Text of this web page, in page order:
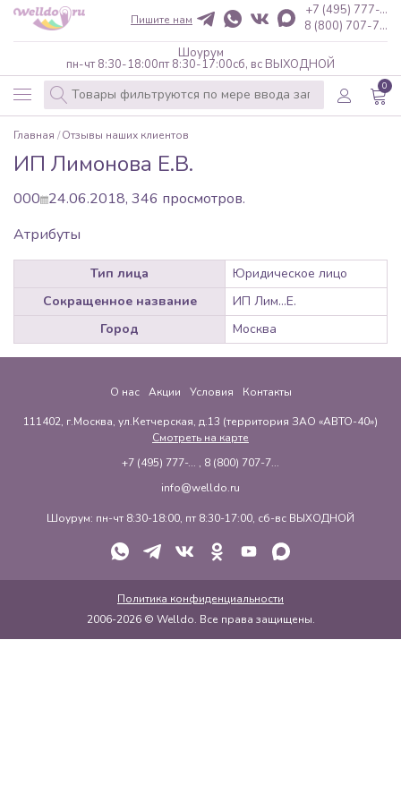
Шоурум
пн-чт 8:30-18:00пт 8:30-17:00сб, вс ВЫХОДНОЙ
+7 (495) 777-...
8 (800) 707-7...
Пишите нам
0
Главная Отзывы наших клиентов
ИП Лимонова Е.В.
000 24.06.2018, 346 просмотров.
Атрибуты
Тип лица
Юридическое лицо
Сокращенное название
ИП Лим...Е.
Город
Москва
О нас Акции Условия Контакты
111402, г.Москва, ул.Кетчерская, д.13 (территория ЗАО «АВТО-40»)
Смотреть на карте
+7 (495) 777-... , 8 (800) 707-7...
info@welldo.ru
Шоурум: пн-чт 8:30-18:00, пт 8:30-17:00, сб-вс ВЫХОДНОЙ
2006-2026 © Welldo. Все права защищены.
Политика конфиденциальности